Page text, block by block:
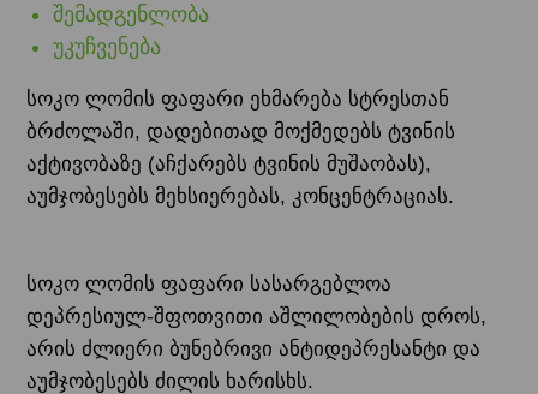
შემადგენლობა
უკუჩვენება
სოკო ლომის ფაფარი ეხმარება სტრესთან
ბრძოლაში, დადებითად მოქმედებს ტვინის
აქტივობაზე (აჩქარებს ტვინის მუშაობას),
აუმჯობესებს მეხსიერებას, კონცენტრაციას.
სოკო ლომის ფაფარი სასარგებლოა
დეპრესიულ-შფოთვითი აშლილობების დროს,
არის ძლიერი ბუნებრივი ანტიდეპრესანტი და
აუმჯობესებს ძილის ხარისხს.